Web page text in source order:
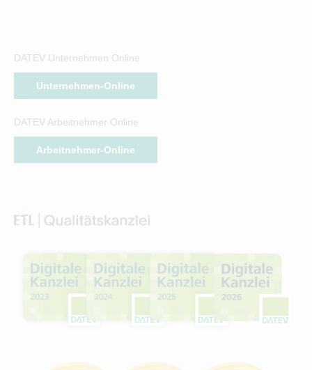
DATEV Unternehmen Online
Unternehmen-Online
DATEV Arbeitnehmer Online
Arbeitnehmer-Online